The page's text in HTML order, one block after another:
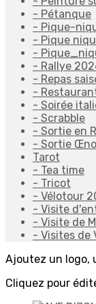
- Pétanque
- Pique-
- Pique
-
- Rallye
- Repas
-
- Soirée
- Scrabble
- Sortie en
- Sortie
Tarot
- Tea time
- Tricot
- Vélotour
- Visite
- Visite de
- Visites de
Ajoutez un logo,
Cliquez pour